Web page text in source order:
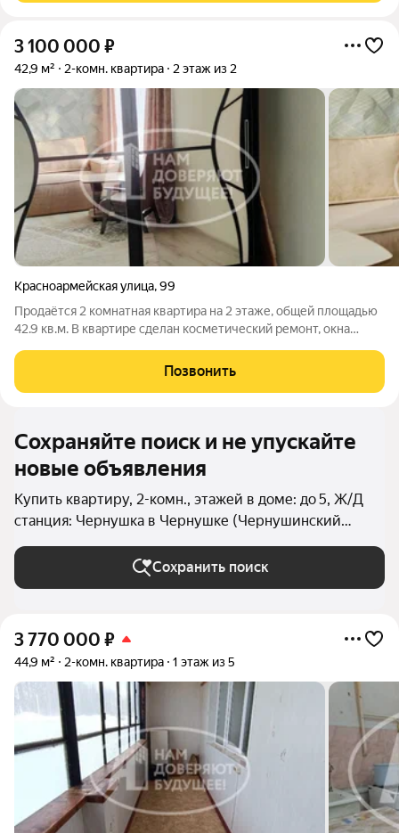
3 100 000 ₽
42,9 м² 2-комн. квартира 2 этаж из 2
Красноармейская улица,99
Продаётся 2 комнатная квартира на 2 этаже, общей площадью
42.9 кв.м. В квартире сделан косметический ремонт, окна
большая кухня. Низкие коммунальные платежи. Рядом с домом
развита вся
Позвонить
Сохраняйте поиск и не упускайте
новые объявления
Купить квартиру, 2-комн., этажей в доме: до 5, Ж/Д
станция: Чернушка в Чернушке (Чернушинский
округ)
Сохранить поиск
3 770 000 ₽
44,9 м² 2-комн. квартира 1 этаж из 5